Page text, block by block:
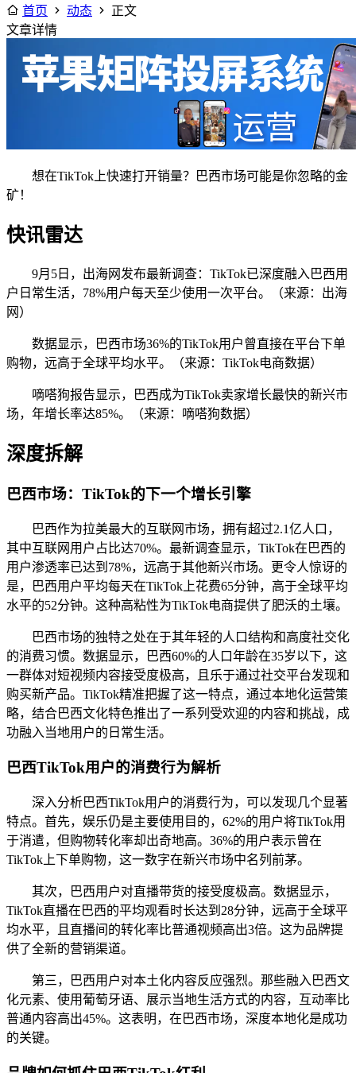
首页
动态
正文
文章详情
想在TikTok上快速打开销量？巴西市场可能是你忽略的金
矿！
快讯雷达
9月5日，出海网发布最新调查：TikTok已深度融入巴西用
户日常生活，78%用户每天至少使用一次平台。（来源：出海
网）
数据显示，巴西市场36%的TikTok用户曾直接在平台下单
购物，远高于全球平均水平。（来源：TikTok电商数据）
嘀嗒狗报告显示，巴西成为TikTok卖家增长最快的新兴市
场，年增长率达85%。（来源：嘀嗒狗数据）
深度拆解
巴西市场：TikTok的下一个增长引擎
巴西作为拉美最大的互联网市场，拥有超过2.1亿人口，
其中互联网用户占比达70%。最新调查显示，TikTok在巴西的
用户渗透率已达到78%，远高于其他新兴市场。更令人惊讶的
是，巴西用户平均每天在TikTok上花费65分钟，高于全球平均
水平的52分钟。这种高粘性为TikTok电商提供了肥沃的土壤。
巴西市场的独特之处在于其年轻的人口结构和高度社交化
的消费习惯。数据显示，巴西60%的人口年龄在35岁以下，这
一群体对短视频内容接受度极高，且乐于通过社交平台发现和
购买新产品。TikTok精准把握了这一特点，通过本地化运营策
略，结合巴西文化特色推出了一系列受欢迎的内容和挑战，成
功融入当地用户的日常生活。
巴西TikTok用户的消费行为解析
深入分析巴西TikTok用户的消费行为，可以发现几个显著
特点。首先，娱乐仍是主要使用目的，62%的用户将TikTok用
于消遣，但购物转化率却出奇地高。36%的用户表示曾在
TikTok上下单购物，这一数字在新兴市场中名列前茅。
其次，巴西用户对直播带货的接受度极高。数据显示，
TikTok直播在巴西的平均观看时长达到28分钟，远高于全球平
均水平，且直播间的转化率比普通视频高出3倍。这为品牌提
供了全新的营销渠道。
第三，巴西用户对本土化内容反应强烈。那些融入巴西文
化元素、使用葡萄牙语、展示当地生活方式的内容，互动率比
普通内容高出45%。这表明，在巴西市场，深度本地化是成功
的关键。